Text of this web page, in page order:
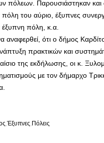
πόλεων. Παρουσιάστηκαν και
πόλη του αύριο, έξυπνες
έξυπνη πόλη, κ.α.
να αναφερθεί, ότι ο δήμος
πρακτικών και
της εκδήλωσης, οι κ.
με τον δήμαρχο
Έξυπνες Πόλεις